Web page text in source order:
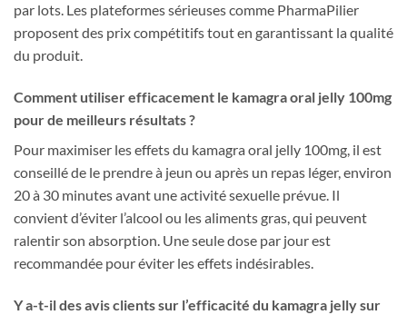
par lots. Les plateformes sérieuses comme PharmaPilier
proposent des prix compétitifs tout en garantissant la qualité
du produit.
Comment utiliser efficacement le kamagra oral jelly 100mg
pour de meilleurs résultats ?
Pour maximiser les effets du kamagra oral jelly 100mg, il est
conseillé de le prendre à jeun ou après un repas léger, environ
20 à 30 minutes avant une activité sexuelle prévue. Il
convient d’éviter l’alcool ou les aliments gras, qui peuvent
ralentir son absorption. Une seule dose par jour est
recommandée pour éviter les effets indésirables.
Y a-t-il des avis clients sur l’efficacité du kamagra jelly sur